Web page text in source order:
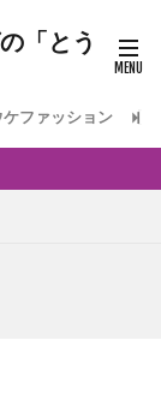
「とう
ファッション [年